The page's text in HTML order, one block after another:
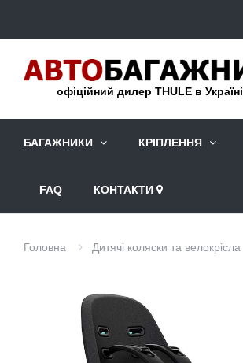
офіційний дилер THULE в Україні
БАГАЖНИКИ КРІПЛЕННЯ
FAQ КОНТАКТИ
Головна Дитячі коляски та велокрісла